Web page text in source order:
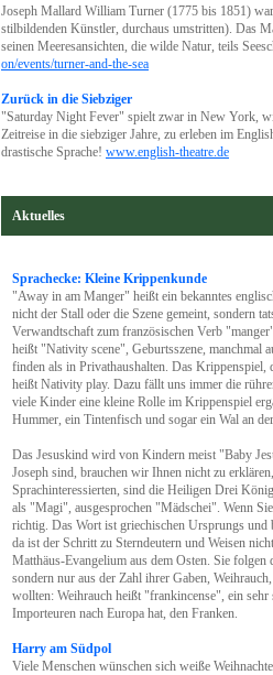
Joseph Mallard William Turner (1775 bis 1851)
stilbildenden Künstler, durchaus umstritten). Das
seinen Meeresansichten, die wilde Natur, teils
on/events/turner-and-the-sea
Zurück in die Siebziger
"Saturday Night Fever" spielt zwar in New York,
Zeitreise in die siebziger Jahre, zu erleben im
drastische Sprache! www.english-theatre.de
Aktuelles
Sprachecke: Kleine Krippenkunde
"Away in am Manger" heißt ein bekanntes
nicht der Stall oder die Szene gemeint, sondern
Verwandtschaft zum französischen Verb
heißt "Nativity scene", Geburtsszene,
finden als in Privathaushalten. Das Krippenspiel,
heißt Nativity play. Dazu fällt uns immer die
viele Kinder eine kleine Rolle im Krippenspiel
Hummer, ein Tintenfisch und sogar ein Wal an
Das Jesuskind wird von Kindern meist "Baby
Joseph sind, brauchen wir Ihnen nicht zu
Sprachinteressierten, sind die Heiligen Drei
als "Magi", ausgesprochen "Mädschei". Wenn
richtig. Das Wort ist griechischen Ursprungs und
da ist der Schritt zu Sterndeutern und Weisen
Matthäus-Evangelium aus dem Osten. Sie
sondern nur aus der Zahl ihrer Gaben,
wollten: Weihrauch heißt "frankincense", ein sehr
Importeuren nach Europa hat, den Franken.
Harry am Südpol
Viele Menschen wünschen sich weiße